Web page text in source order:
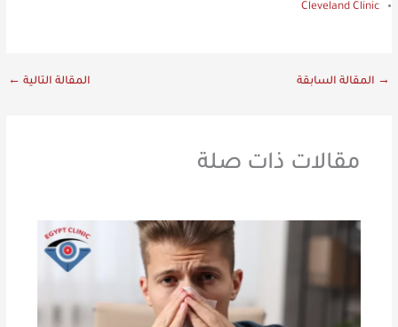
Cleveland Clinic
→ المقالة السابقة المقالة التالية ←
مقالات ذات صلة